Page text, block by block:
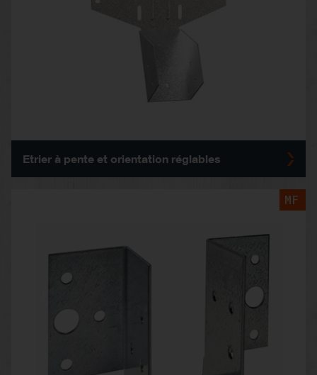
Etrier à pente et orientation réglables
MF